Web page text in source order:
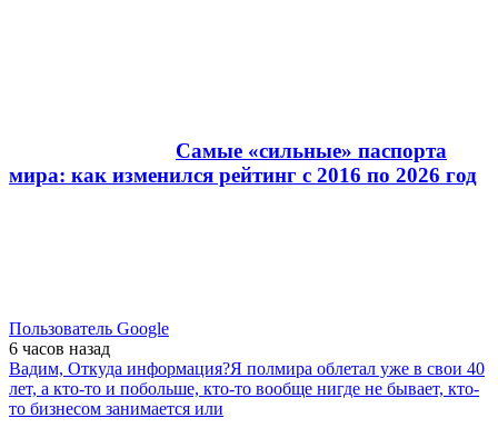
Самые «сильные» паспорта
мира: как изменился рейтинг с 2016 по 2026 год
Пользователь Google
6 часов назад
Вадим, Откуда информация?Я полмира облетал уже в свои 40
лет, а кто-то и побольше, кто-то вообще нигде не бывает, кто-
то бизнесом занимается или